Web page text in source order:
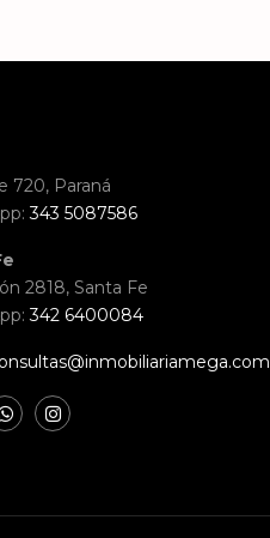
720, Paraná
343 5087586
2818, Santa Fe
342 6400084